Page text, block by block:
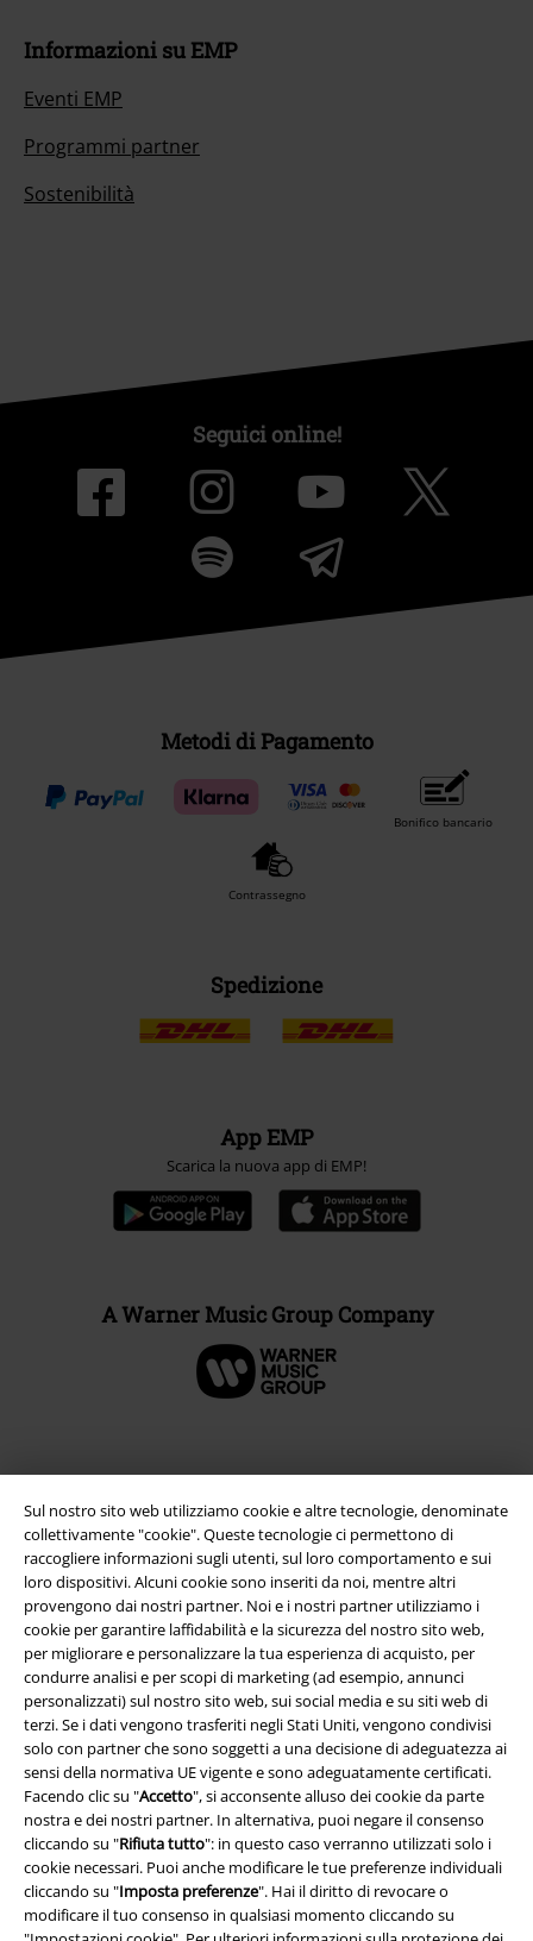
Sul nostro sito web utilizziamo cookie e altre tecnologie, denominate
collettivamente "cookie". Queste tecnologie ci permettono di
raccogliere informazioni sugli utenti, sul loro comportamento e sui
loro dispositivi. Alcuni cookie sono inseriti da noi, mentre altri
provengono dai nostri partner. Noi e i nostri partner utilizziamo i
cookie per garantire laffidabilità e la sicurezza del nostro sito web,
per migliorare e personalizzare la tua esperienza di acquisto, per
condurre analisi e per scopi di marketing (ad esempio, annunci
personalizzati) sul nostro sito web, sui social media e su siti web di
terzi. Se i dati vengono trasferiti negli Stati Uniti, vengono condivisi
solo con partner che sono soggetti a una decisione di adeguatezza ai
sensi della normativa UE vigente e sono adeguatamente certificati.
Facendo clic su "Accetto", si acconsente alluso dei cookie da parte
nostra e dei nostri partner. In alternativa, puoi negare il consenso
cliccando su "Rifiuta tutto": in questo caso verranno utilizzati solo i
cookie necessari. Puoi anche modificare le tue preferenze individuali
cliccando su "Imposta preferenze". Hai il diritto di revocare o
modificare il tuo consenso in qualsiasi momento cliccando su
Informazioni su EMP
Eventi EMP
Programmi partner
Sostenibilità
Seguici online!
Metodi di Pagamento
Bonifico bancario
Contrassegno
Spedizione
App EMP
Scarica la nuova app di EMP!
A Warner Music Group Company
Info legali
Termini & Condizioni
Redazione
Legge sulla Privacy
Smaltimento rifiuti e protezione dell’ambiente
Dichiarazione di Conformità